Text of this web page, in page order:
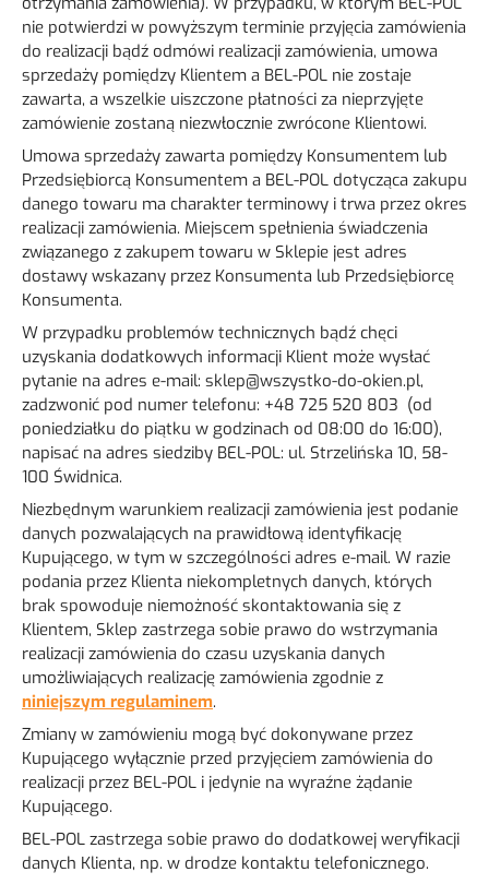
nie potwierdzi w powyższym terminie przyjęcia zamówienia
do realizacji bądź odmówi realizacji zamówienia, umowa
sprzedaży pomiędzy Klientem a BEL-POL nie zostaje
zawarta, a wszelkie uiszczone płatności za nieprzyjęte
zamówienie zostaną niezwłocznie zwrócone Klientowi.
Umowa sprzedaży zawarta pomiędzy Konsumentem lub
Przedsiębiorcą Konsumentem a BEL-POL dotycząca zakupu
danego towaru ma charakter terminowy i trwa przez okres
realizacji zamówienia. Miejscem spełnienia świadczenia
związanego z zakupem towaru w Sklepie jest adres
dostawy wskazany przez Konsumenta lub Przedsiębiorcę
Konsumenta.
W przypadku problemów technicznych bądź chęci
uzyskania dodatkowych informacji Klient może wysłać
pytanie na adres e-mail: sklep@wszystko-do-okien.pl,
zadzwonić pod numer telefonu: +48 725 520 803 (od
poniedziałku do piątku w godzinach od 08:00 do 16:00),
napisać na adres siedziby BEL-POL: ul. Strzelińska 10, 58-
100 Świdnica.
Niezbędnym warunkiem realizacji zamówienia jest podanie
danych pozwalających na prawidłową identyfikację
Kupującego, w tym w szczególności adres e-mail. W razie
podania przez Klienta niekompletnych danych, których
brak spowoduje niemożność skontaktowania się z
Klientem, Sklep zastrzega sobie prawo do wstrzymania
realizacji zamówienia do czasu uzyskania danych
umożliwiających realizację zamówienia zgodnie z
niniejszym regulaminem.
Zmiany w zamówieniu mogą być dokonywane przez
Kupującego wyłącznie przed przyjęciem zamówienia do
realizacji przez BEL-POL i jedynie na wyraźne żądanie
Kupującego.
BEL-POL zastrzega sobie prawo do dodatkowej weryfikacji
danych Klienta, np. w drodze kontaktu telefonicznego.